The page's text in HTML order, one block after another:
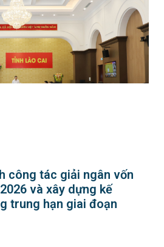
công tác giải ngân vốn
và xây dựng kế
trung hạn giai đoạn